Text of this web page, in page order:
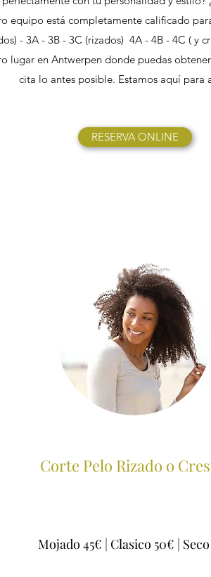
equipo está completamente calificado
- 3A - 3B - 3C (rizados) 4A - 4B - 4C ( y
lugar en Antwerpen donde puedas
cita lo antes posible. Estamos aquí para
RESERVA ONLINE
Corte Pelo Rizado o
Mojado 45€ | Clasico 50€ | Seco